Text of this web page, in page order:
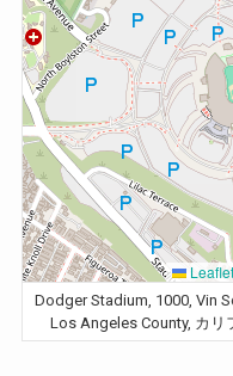
Leaflet
Dodger Stadium, 1000, Vin
Los Angeles County, カリ